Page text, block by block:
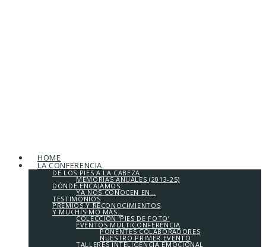
HOME
LA CONFERENCIA
DE LOS PIES A LA CABEZA
MEMORIAS ANUALES (2013-25)
DÓNDE ENCAJAMOS
YA NOS CONOCEN EN…
TESTIMONIOS
PREMIOS Y RECONOCIMIENTOS
Y MUCHÍSIMO MÁS…
COLECCIÓN ‘PIES DE FOTO’
EVENTOS MULTICONFERENCIA
PONENTES COLABORADORES
NUESTRO PRIMER EVENTO
TALLERES INTELIGENCIA EMOCIONAL